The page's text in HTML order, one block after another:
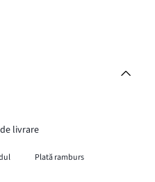
livrare
Plată ramburs